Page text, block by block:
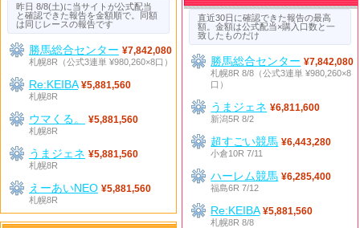
昨日 8/8(土)に当サイトが公式配当
と確認できた報告を金額順で。同額
は同じレースの報告です
勝馬総合センター ¥7,842,080
札幌8R（公式3連単 ¥980,260×8口）
Re:KEIBA ¥5,881,560
札幌8R
ウマくる。
¥5,881,560
札幌8R
うまジェネ ¥5,881,560
札幌8R
えーあいNEO ¥5,881,560
札幌8R
直近30日に確認できた報告の最高
額。金額は公式配当×購入口数と一
致したものだけ
勝馬総合センター ¥7,842,080
札幌8R 8/8（公式3連単 ¥980,260×8
口）
うまジェネ ¥6,811,600
新潟5R 8/2
超すごい競馬 ¥6,443,280
小倉10R 7/11
ハーレム競馬 ¥6,285,400
福島6R 7/12
Re:KEIBA ¥5,881,560
札幌8R 8/8